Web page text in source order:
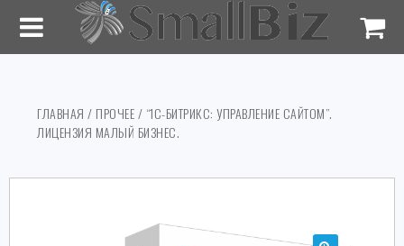
ГЛАВНАЯ / ПРОЧЕЕ/ “1С-БИТРИКС: УПРАВЛЕНИЕ САЙТОМ”.
ЛИЦЕНЗИЯ МАЛЫЙ БИЗНЕС.